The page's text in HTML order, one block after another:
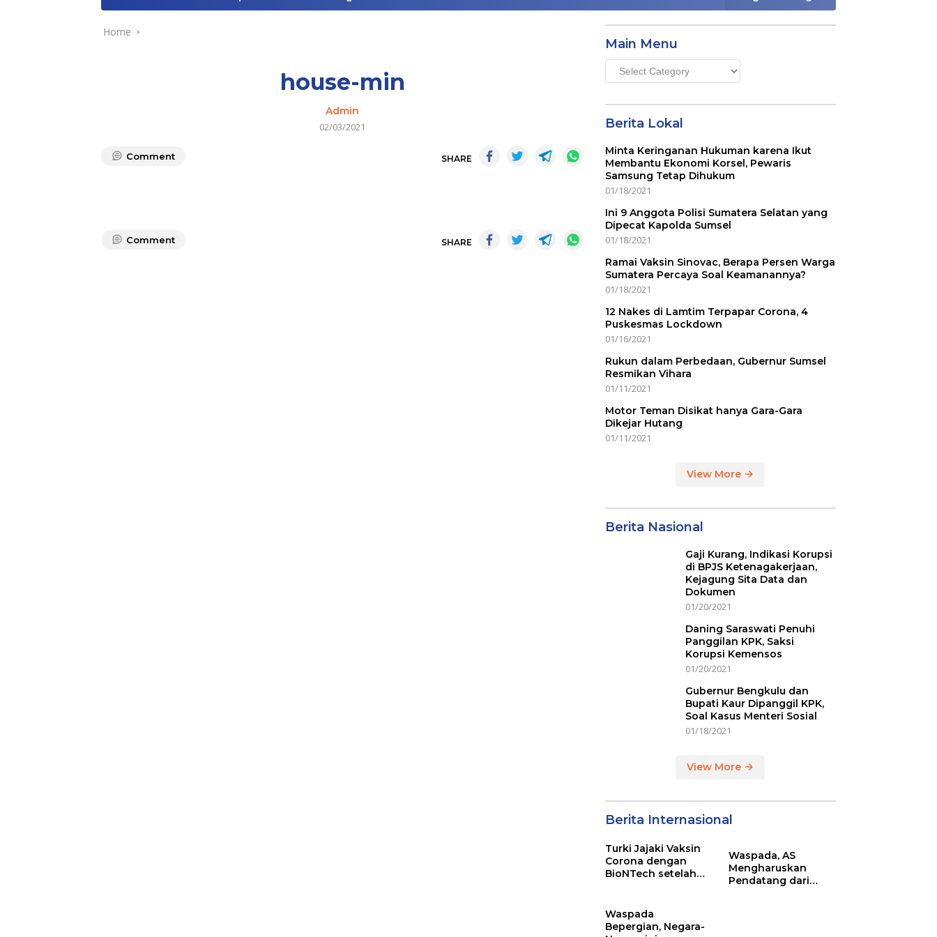
Home
house-min
Admin
02/03/2021
Comment SHARE
Comment SHARE
Main Menu
Main
Menu
Berita Lokal
Minta Keringanan Hukuman karena Ikut
Membantu Ekonomi Korsel, Pewaris
Samsung Tetap Dihukum
01/18/2021
Ini 9 Anggota Polisi Sumatera Selatan yang
Dipecat Kapolda Sumsel
01/18/2021
Ramai Vaksin Sinovac, Berapa Persen Warga
Sumatera Percaya Soal Keamanannya?
01/18/2021
12 Nakes di Lamtim Terpapar Corona, 4
Puskesmas Lockdown
01/16/2021
Rukun dalam Perbedaan, Gubernur Sumsel
Resmikan Vihara
01/11/2021
Motor Teman Disikat hanya Gara-Gara
Dikejar Hutang
01/11/2021
View More
Berita Nasional
Gaji Kurang, Indikasi Korupsi
di BPJS Ketenagakerjaan,
Kejagung Sita Data dan
Dokumen
01/20/2021
Daning Saraswati Penuhi
Panggilan KPK, Saksi
Korupsi Kemensos
01/20/2021
Gubernur Bengkulu dan
Bupati Kaur Dipanggil KPK,
Soal Kasus Menteri Sosial
01/18/2021
View More
Berita Internasional
Turki Jajaki Vaksin
Corona dengan
BioNTech setelah
Waspada, AS
Mengharuskan
Pendatang dari
Waspada
Bepergian, Negara-